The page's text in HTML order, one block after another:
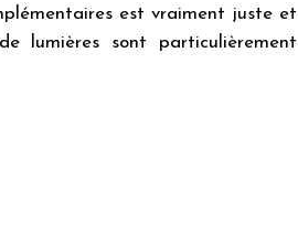
est vraiment juste et
lumières sont particulièrement